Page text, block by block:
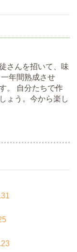
さんを招いて、味
年間熟成させ
。 自分たちで作
ょう。今から楽し